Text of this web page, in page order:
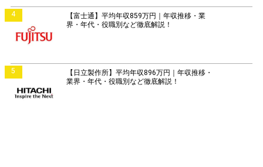
4
【富士通】平均年収859万円｜年収推移・業
界・年代・役職別など徹底解説！
5
【日立製作所】平均年収896万円｜年収推移・
業界・年代・役職別など徹底解説！